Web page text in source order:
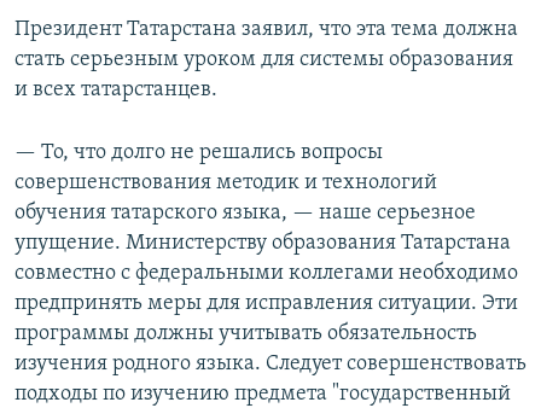
Президент Татарстана заявил, что эта тема должна
стать серьезным уроком для системы образования
и всех татарстанцев.
— То, что долго не решались вопросы
совершенствования методик и технологий
обучения татарского языка, — наше серьезное
упущение. Министерству образования Татарстана
совместно с федеральными коллегами необходимо
предпринять меры для исправления ситуации. Эти
программы должны учитывать обязательность
изучения родного языка. Следует совершенствовать
подходы по изучению предмета "государственный